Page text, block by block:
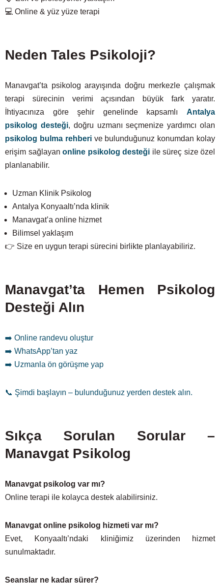
💻 Online & yüz yüze terapi
Neden Tales Psikoloji?
Manavgat’ta psikolog arayışında doğru merkezle çalışmak
terapi sürecinin verimi açısından büyük fark yaratır.
İhtiyacınıza göre şehir genelinde kapsamlı Antalya
psikolog desteği, doğru uzmanı seçmenize yardımcı olan
psikolog bulma rehberive bulunduğunuz konumdan kolay
erişim sağlayan online psikolog desteği ile süreç size özel
planlanabilir.
Uzman Klinik Psikolog
Antalya Konyaaltı’nda klinik
Manavgat’a online hizmet
Bilimsel yaklaşım
👉 Size en uygun terapi sürecini birlikte planlayabiliriz.
Manavgat’ta Hemen Psikolog
Desteği Alın
➡️ Online randevu oluştur
➡️ WhatsApp’tan yaz
➡️ Uzmanla ön görüşme yap
📞 Şimdi başlayın – bulunduğunuz yerden destek alın.
Sıkça Sorulan Sorular –
Manavgat Psikolog
Manavgat psikolog var mı?
Online terapi ile kolayca destek alabilirsiniz.
Manavgat online psikolog hizmeti var mı?
Evet, Konyaaltı’ndaki kliniğimiz üzerinden hizmet
sunulmaktadır.
Seanslar ne kadar sürer?